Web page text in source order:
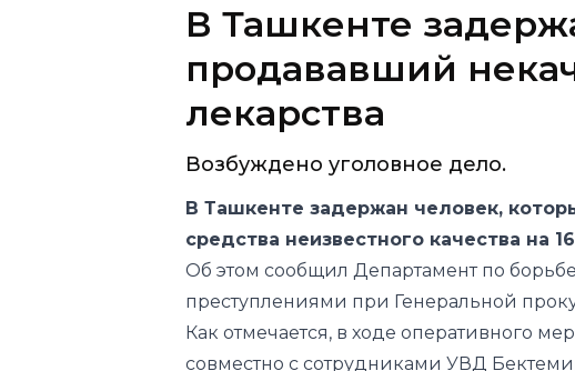
В Ташкенте
продававший
лекарства
Возбуждено уголовное дело.
В Ташкенте задержан человек,
средства неизвестного качества на
Об этом сообщил Департамент по
преступлениями при Генеральной
Как отмечается, в ходе оперативного
совместно с сотрудниками УВД